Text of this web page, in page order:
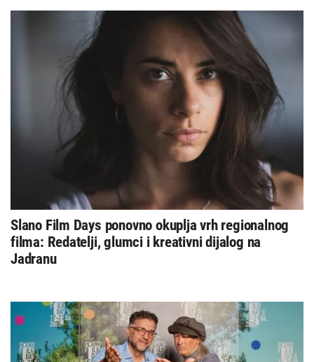
Slano Film Days ponovno okuplja vrh regionalnog
filma: Redatelji, glumci i kreativni dijalog na
Jadranu